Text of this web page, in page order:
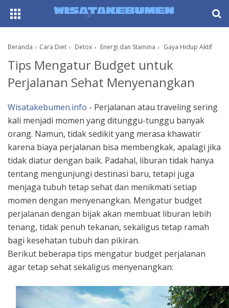
Beranda Cara Diet Detox Energi dan Stamina Gaya Hidup Aktif
Tips Mengatur Budget untuk
Perjalanan Sehat Menyenangkan
Wisatakebumen.info - Perjalanan atau traveling sering
kali menjadi momen yang ditunggu-tunggu banyak
orang. Namun, tidak sedikit yang merasa khawatir
karena biaya perjalanan bisa membengkak, apalagi jika
tidak diatur dengan baik. Padahal, liburan tidak hanya
tentang mengunjungi destinasi baru, tetapi juga
menjaga tubuh tetap sehat dan menikmati setiap
momen dengan menyenangkan. Mengatur budget
perjalanan dengan bijak akan membuat liburan lebih
tenang, tidak penuh tekanan, sekaligus tetap ramah
bagi kesehatan tubuh dan pikiran.
Berikut beberapa tips mengatur budget perjalanan
agar tetap sehat sekaligus menyenangkan: